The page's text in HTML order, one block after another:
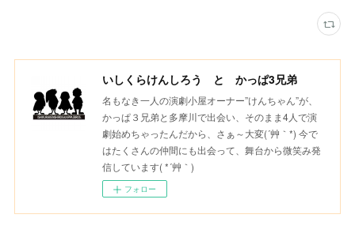
いしくらけんしろう と かっぱ3兄弟
名もなき一人の演劇小屋オーナー”けんちゃん”が、
かっぱ３兄弟と多摩川で出会い、そのまま4人で演
劇始めちゃったんだから、さぁ～大変(´艸｀*) 今で
はたくさんの仲間にも出会って、舞台から微笑み発
信しています( *´艸｀)
フォロー